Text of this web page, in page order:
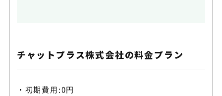
チャットプラス株式会社の料金プラン
初期費用:0円